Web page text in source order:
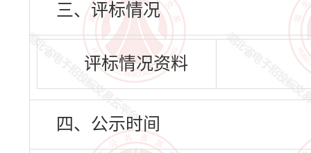
三、评标情况
评标情况资料
四、公示时间